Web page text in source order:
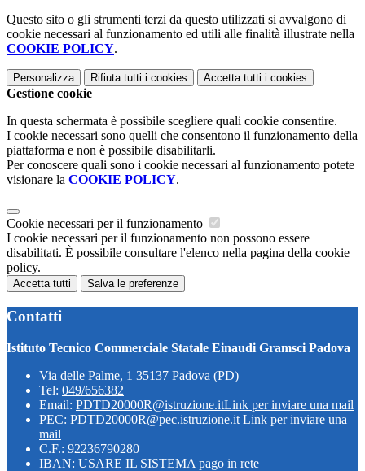
Questo sito o gli strumenti terzi da questo utilizzati si avvalgono di
cookie necessari al funzionamento ed utili alle finalità illustrate nella
COOKIE POLICY.
Personalizza Rifiuta tutti i cookies Accetta tutti i cookies
Gestione cookie
In questa schermata è possibile scegliere quali cookie consentire.
I cookie necessari sono quelli che consentono il funzionamento della
piattaforma e non è possibile disabilitarli.
Per conoscere quali sono i cookie necessari al funzionamento potete
visionare la COOKIE POLICY.
Cookie necessari per il funzionamento
I cookie necessari per il funzionamento non possono essere
disabilitati. È possibile consultare l'elenco nella pagina della cookie
policy.
Accetta tutti Salva le preferenze
Contatti
Istituto Tecnico Commerciale Statale Einaudi Gramsci Padova
Via delle Palme, 1 35137 Padova (PD)
Tel: 049/656382
Email: PDTD20000R@istruzione.itLink per inviare una mail
PEC: PDTD20000R@pec.istruzione.it Link per inviare una
mail
C.F.: 92236790280
IBAN: USARE IL SISTEMA pago in rete